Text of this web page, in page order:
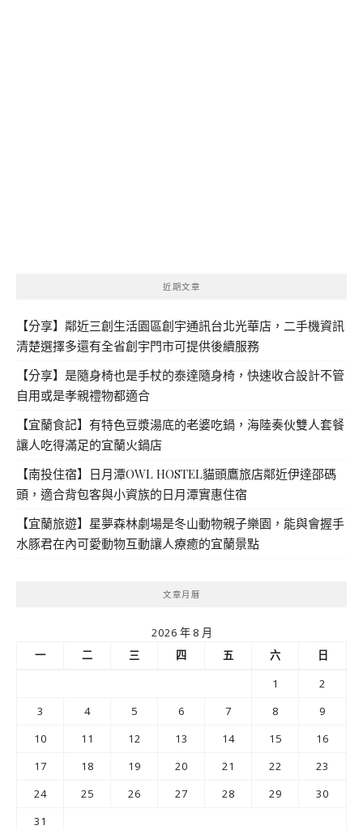
近期文章
【分享】鄰近三創生活園區創宇通訊台北光華店，二手機資訊
清楚選擇多還有全省創宇門市可提供後續服務
【分享】是隨身椅也是手杖的泰達隨身椅，快速收合設計不管
自用或是孝親禮物都適合
【宜蘭食記】有特色豆漿湯底的老婆吃鍋，海陸奏伙雙人套餐
讓人吃得滿足的宜蘭火鍋店
【南投住宿】日月潭OWL HOSTEL貓頭鷹旅店鄰近伊達邵碼
頭，適合背包客與小資族的日月潭實惠住宿
【宜蘭旅遊】星夢森林劇場是冬山動物親子樂園，能與會握手
水豚君在內可愛動物互動讓人療癒的宜蘭景點
文章月曆
2026 年 8 月
一
二 三 四 五 六
日
1
2
3
4 5 6 7 8
9
10
11 12 13 14 15
16
17
18 19 20 21 22
23
24
25 26 27 28 29
30
31